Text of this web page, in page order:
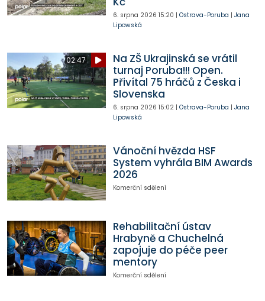
6. srpna 2026 15:20 | Ostrava-Poruba | Jana
Lipowská
02:47
Na ZŠ Ukrajinská se vrátil
turnaj Poruba!!! Open.
Přivítal 75 hráčů z Česka i
Slovenska
6. srpna 2026 15:02| Ostrava-Poruba | Jana
Lipowská
Vánoční hvězda HSF
System vyhrála BIM Awards
2026
Komerční sdělení
Rehabilitační ústav
Hrabyně a Chuchelná
zapojuje do péče peer
mentory
Komerční sdělení